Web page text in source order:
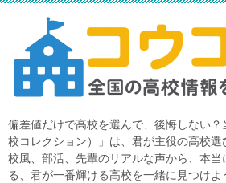
偏差値だけで高校を選んで、後悔しない
校コレクション）」は、君が主役の高校選
校風、部活、先輩のリアルな声から、本当
る、君が一番輝ける高校を一緒に見つけ